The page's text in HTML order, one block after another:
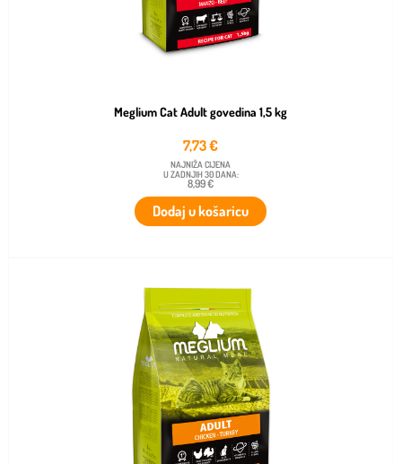
Meglium Cat Adult govedina 1,5 kg
7,73€
NAJNIŽA CIJENA
U ZADNJIH 30 DANA:
8,99 €
Dodaj u košaricu